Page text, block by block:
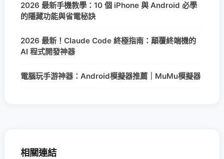
2026 最新手機教學：10 個 iPhone 與 Android 必學
的隱藏功能與省電秘訣
2026 最新！Claude Code 終極指南：顛覆終端機的
AI 程式開發神器
電腦玩手游神器：Android模擬器推薦｜MuMu模擬器
相關連結